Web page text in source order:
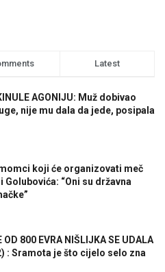
Latest
AGONIJU: Muž dobivao
nije mu dala da jede, posipala
momci koji će organizovati meč
Golubovića: “Oni su državna
OD 800 EVRA NIŠLIJKA SE UDALA
: Sramota je što cijelo selo zna